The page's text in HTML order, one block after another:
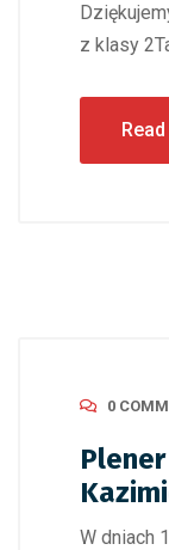
z klasy
0
W dniach